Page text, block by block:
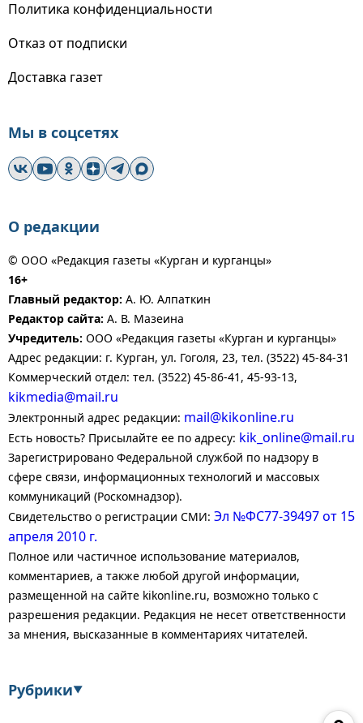
Политика конфиденциальности
Отказ от подписки
Доставка газет
Мы в соцсетях
О редакции
© ООО «Редакция газеты «Курган и курганцы»
16+
Главный редактор: А. Ю. Алпаткин
Редактор сайта: А. В. Мазеина
Учредитель: ООО «Редакция газеты «Курган и курганцы»
Адрес редакции: г. Курган, ул. Гоголя, 23, тел. (3522) 45-84-31
Коммерческий отдел: тел. (3522) 45-86-41, 45-93-13,
kikmedia@mail.ru
Электронный адрес редакции: mail@kikonline.ru
Есть новость? Присылайте ее по адресу: kik_online@mail.ru
Зарегистрировано Федеральной службой по надзору в
сфере связи, информационных технологий и массовых
коммуникаций (Роскомнадзор).
Свидетельство о регистрации СМИ: Эл №ФС77-39497 от 15
апреля 2010 г.
Полное или частичное использование материалов,
комментариев, а также любой другой информации,
размещенной на сайте kikonline.ru, возможно только с
разрешения редакции. Редакция не несет ответственности
за мнения, высказанные в комментариях читателей.
Рубрики▼